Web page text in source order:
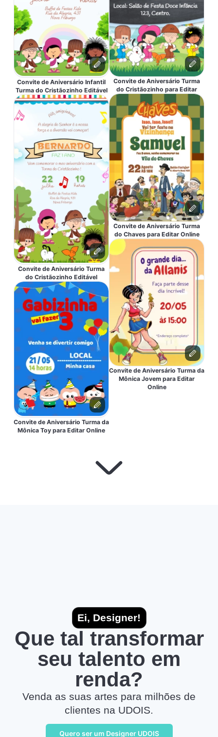
Convite de Aniversário Infantil
Turma do Cristãozinho Editável
Convite de Aniversário Turma
do Cristãozinho Editável
Convite de Aniversário Turma da
Mônica Toy para Editar Online
Convite de Aniversário Turma
do Cristãozinho para Editar
Convite de Aniversário Turma
do Chaves para Editar Online
Convite de Aniversário Turma da
Mônica Jovem para Editar
Online
Ei, Designer!
Que tal transformar
seu talento em
renda?
Venda as suas artes para milhões de
clientes na UDOIS.
Quero ser um Designer UDOIS